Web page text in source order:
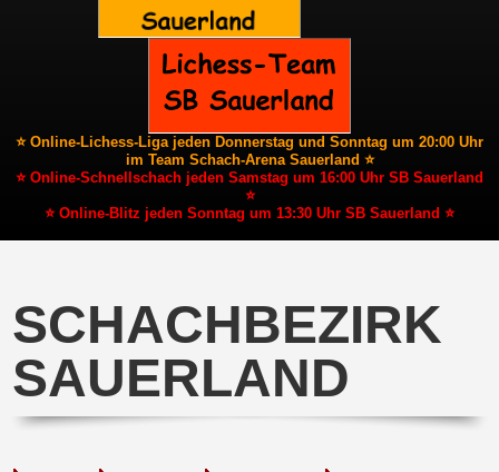
⭐ Online-Lichess-Liga jeden Donnerstag und Sonntag um 20:00 Uhr
im Team Schach-Arena Sauerland ⭐
⭐ Online-Schnellschach jeden Samstag um 16:00 Uhr SB Sauerland
⭐
⭐ Online-Blitz jeden Sonntag um 13:30 Uhr SB Sauerland ⭐
SCHACHBEZIRK
SAUERLAND